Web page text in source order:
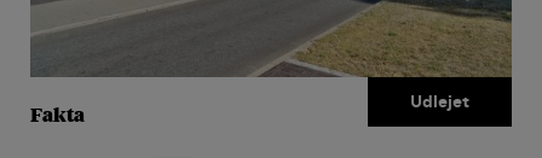
Fakta